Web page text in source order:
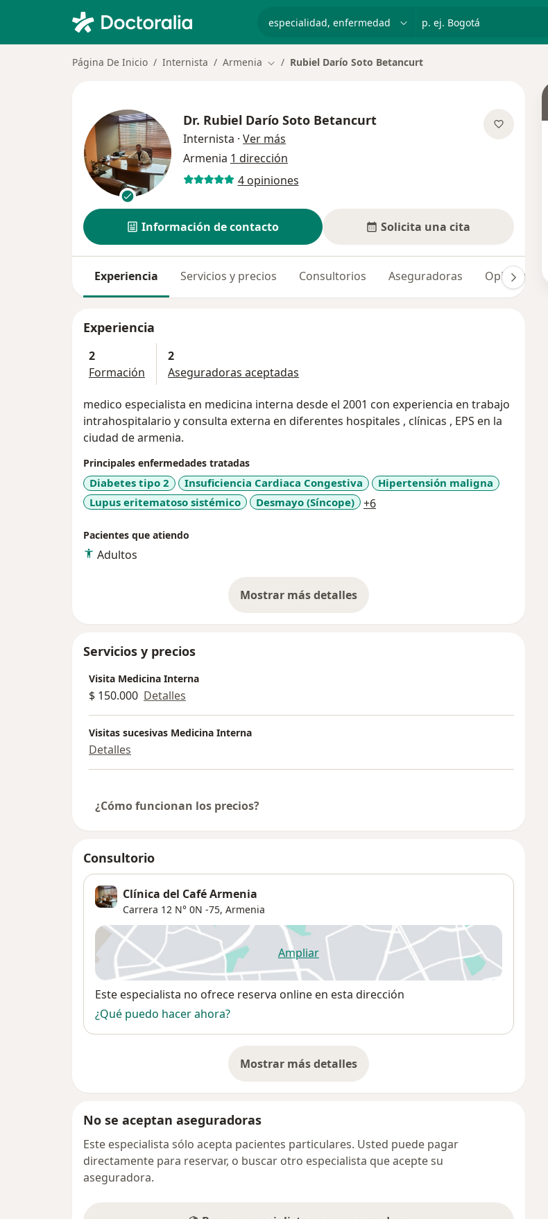
p. ej. Bogotá
Página De Inicio Internista Armenia Cambiar de ciudad
Rubiel Darío Soto Betancurt
Dr. Rubiel Darío Soto Betancurt
Internista · Ver más
Armenia 1 dirección
4 opiniones
Información de contacto Solicita una cita
Experiencia Servicios y precios Consultorios Aseguradoras Opiniones (4)
Experiencia
2
Formación
2
Aseguradoras aceptadas
medico especialista en medicina interna desde el 2001 con experiencia en trabajo
intrahospitalario y consulta externa en diferentes hospitales , clínicas , EPS en la
ciudad de armenia.
Principales enfermedades tratadas
Diabetes tipo 2 Insuficiencia Cardiaca Congestiva
Hipertensión maligna
Lupus eritematoso sistémico
Desmayo (Síncope) +6a11y_sr_more_diseases
Pacientes que atiendo
Adultos
Mostrar más detalles
sobre la experiencia
Servicios y precios
Visita Medicina Interna
$ 150.000 Detalles
Visitas sucesivas Medicina Interna
Detalles
¿Cómo funcionan los precios?
Consultorio
Clínica del Café Armenia
Carrera 12 N° 0N -75, Armenia
Ampliarse abre en una nueva pestaña
Disponibilidad
Este especialista no ofrece reserva online en esta dirección
¿Qué puedo hacer ahora?
Mostrar más detalles
sobre la dirección
No se aceptan aseguradoras
Este especialista sólo acepta pacientes particulares. Usted puede pagar
directamente para reservar, o buscar otro especialista que acepte su
aseguradora.